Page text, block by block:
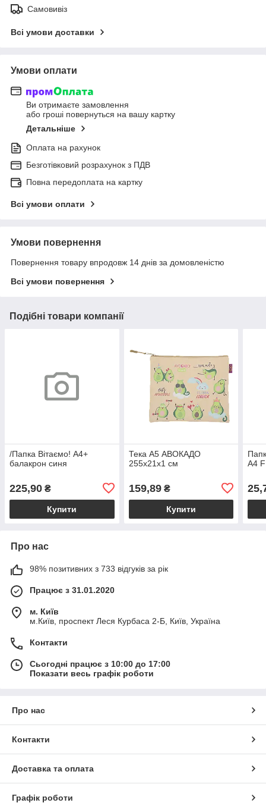
Самовивіз
Всі умови доставки
Умови оплати
Ви отримаєте замовлення
або гроші повернуться на вашу картку
Детальніше
Оплата на рахунок
Безготівковий розрахунок з ПДВ
Повна передоплата на картку
Всі умови оплати
Умови повернення
Повернення товару впродовж 14 днів за домовленістю
Всі умови повернення
Подібні товари компанії
/Папка Вітаємо! А4+
балакрон синя
225,90 ₴
Купити
Тека А5 АВОКАДО
255х21х1 см
159,89₴
Купити
А4
Про нас
98% позитивних з 733 відгуків за рік
Працює з 31.01.2020
м. Київ
м.Київ, проспект Леся Курбаса 2-Б, Київ, Україна
Контакти
Сьогодні працює з 10:00 до 17:00
Показати весь графік роботи
Про нас
Контакти
Доставка та оплата
Графік роботи